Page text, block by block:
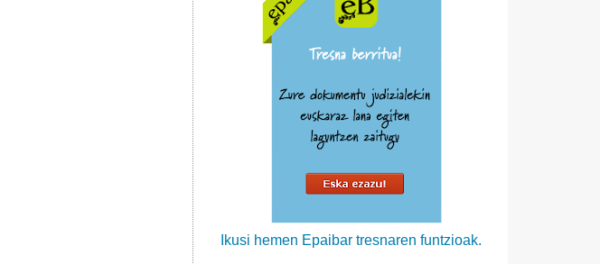
Ikusi hemen Epaibar tresnaren funtzioak.